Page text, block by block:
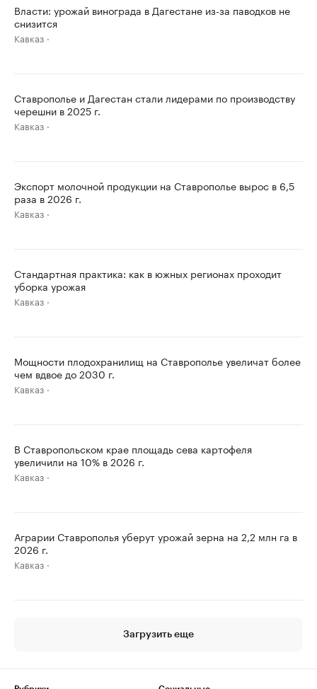
Власти: урожай винограда в Дагестане из-за паводков не
снизится
Кавказ
Ставрополье и Дагестан стали лидерами по производству
черешни в 2025 г.
Кавказ
Экспорт молочной продукции на Ставрополье вырос в 6,5
раза в 2026 г.
Кавказ
Стандартная практика: как в южных регионах проходит
уборка урожая
Кавказ
Мощности плодохранилищ на Ставрополье увеличат более
чем вдвое до 2030 г.
Кавказ
В Ставропольском крае площадь сева картофеля
увеличили на 10% в 2026 г.
Кавказ
Аграрии Ставрополья уберут урожай зерна на 2,2 млн га в
2026 г.
Кавказ
Загрузить еще